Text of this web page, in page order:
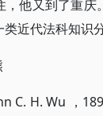
，他又到了重庆
近代法科知识
C. H. Wu ，